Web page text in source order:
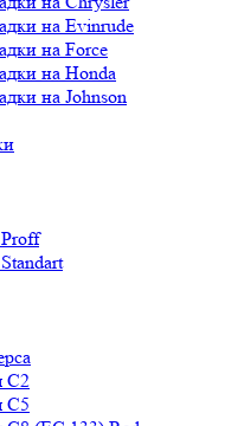
на Evinrude
на Force
на Honda
на Johnson
C2
C5